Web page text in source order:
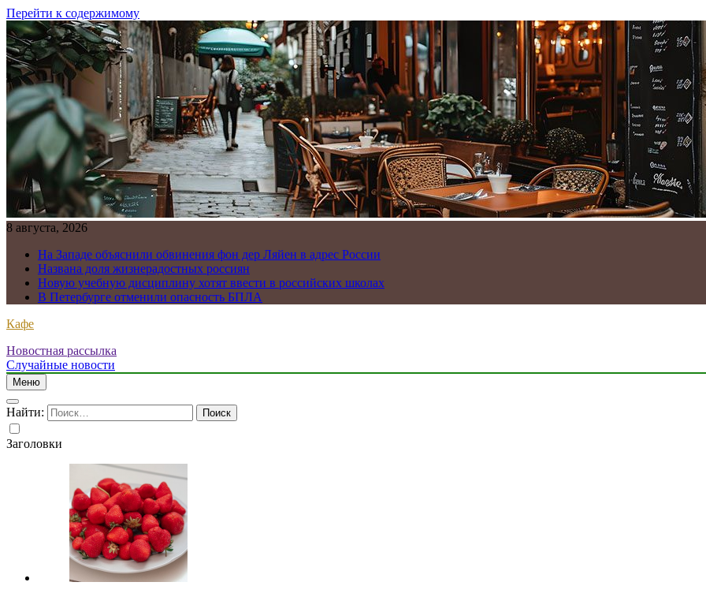
Перейти к содержимому
8 августа, 2026
На Западе объяснили обвинения фон дер Ляйен в адрес России
Названа доля жизнерадостных россиян
Новую учебную дисциплину хотят ввести в российских школах
В Петербурге отменили опасность БПЛА
Кафе
Новостная рассылка
Случайные новости
Меню
Найти:
Заголовки